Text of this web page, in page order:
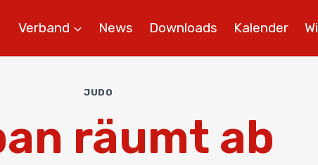
Verband News Downloads Kalender
JUDO
räumt ab